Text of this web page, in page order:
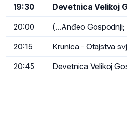
19:30 Devetnica Velikoj
20:00 (...Anđeo
20:15 Krunica - Otajstva
20:45 Devetnica Velikoj